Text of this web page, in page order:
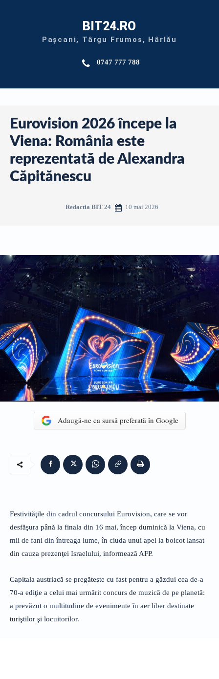
BIT24.RO
Pașcani, Târgu Frumos, Hârlău
0747 777 788
Eurovision 2026 începe la
Viena: România este
reprezentată de Alexandra
Căpitănescu
Redactia BIT 24 10 mai 2026
Adaugă-ne ca sursă preferată în Google
Festivităţile din cadrul concursului Eurovision, care se vor
desfăşura până la finala din 16 mai, încep duminică la Viena, cu
mii de fani din întreaga lume, în ciuda unui apel la boicot lansat
din cauza prezenţei Israelului, informează AFP.
Capitala austriacă se pregăteşte cu fast pentru a găzdui cea de-a
70-a ediţie a celui mai urmărit concurs de muzică de pe planetă:
a prevăzut o multitudine de evenimente în aer liber destinate
turiştilor şi locuitorilor.